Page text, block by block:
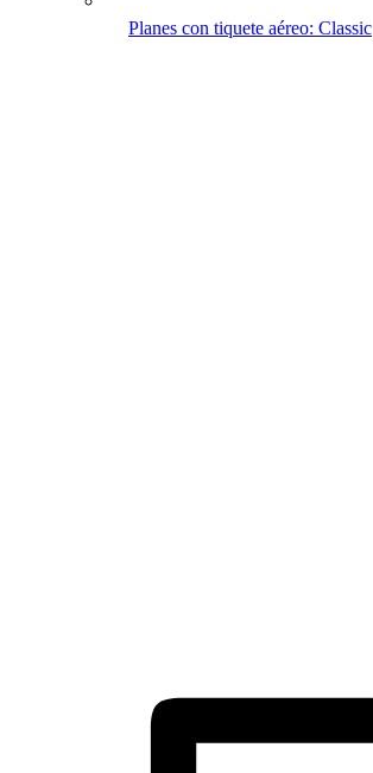
Planes con tiquete aéreo: Classic